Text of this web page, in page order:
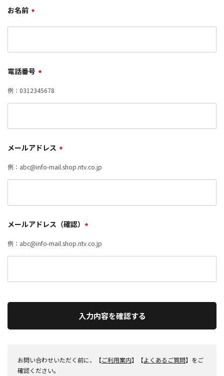
お名前 *
電話番号 *
例：0312345678
メールアドレス *
例：abc@info-mail.shop.ntv.co.jp
メールアドレス（確認） *
例：abc@info-mail.shop.ntv.co.jp
入力内容を確認する
お問い合わせいただく前に、【ご利用案内】【よくあるご質問】をご
確認ください。